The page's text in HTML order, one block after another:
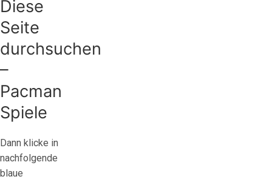
Diese
Seite
durchsuchen
–
Pacman
Spiele
Dann klicke in
nachfolgende
blaue